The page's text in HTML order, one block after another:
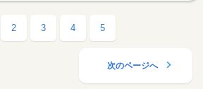
2 3 4 5
次のページへ